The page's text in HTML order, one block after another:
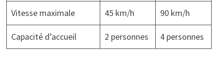
Vitesse maximale 45 km/h 90 km/h
Capacité d’accueil 2 personnes 4 personnes